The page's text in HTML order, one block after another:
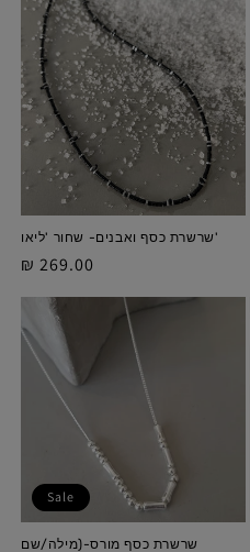
'שרשרת כסף ואבנים- שחור 'ליאו
מחיר
269.00 ₪
Sale
שרשרת כסף מורס-(מילה/שם